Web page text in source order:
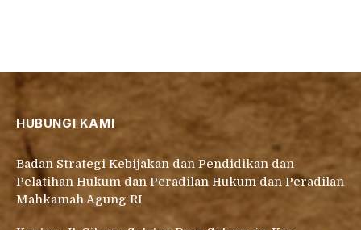
HUBUNGI KAMI
Badan Strategi Kebijakan dan Pendidikan dan
Pelatihan Hukum dan Peradilan Hukum dan Peradilan
Mahkamah Agung RI